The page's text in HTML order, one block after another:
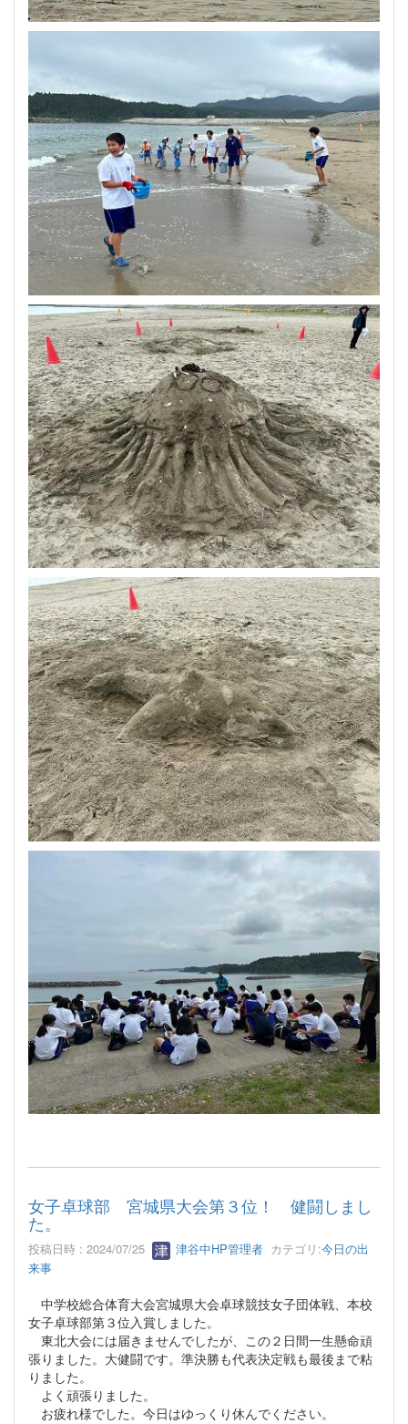
女子卓球部 宮城県大会第３位！ 健闘しまし
た。
投稿日時 : 2024/07/25 津谷中HP管理者 カテゴリ:今日の出
来事
中学校総合体育大会宮城県大会卓球競技女子団体戦、本校
女子卓球部第３位入賞しました。
東北大会には届きませんでしたが、この２日間一生懸命頑
張りました。大健闘です。準決勝も代表決定戦も最後まで粘
りました。
よく頑張りました。
お疲れ様でした。今日はゆっくり休んでください。